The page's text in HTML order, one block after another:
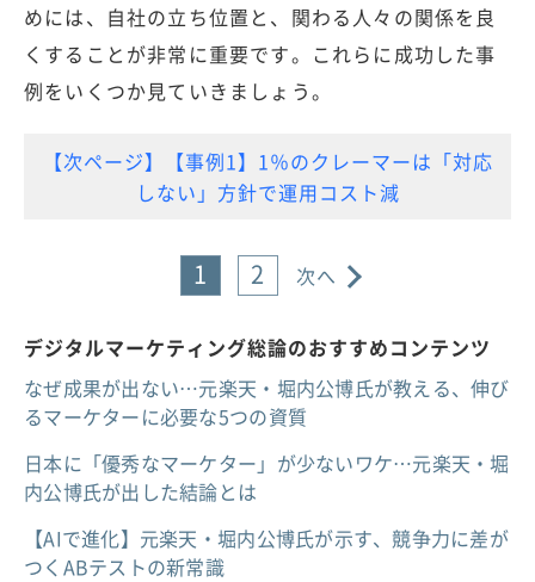
めには、自社の立ち位置と、関わる人々の関係を良
くすることが非常に重要です。これらに成功した事
例をいくつか見ていきましょう。
【次ページ】【事例1】1％のクレーマーは「対応
しない」方針で運用コスト減
1 2 次へ
デジタルマーケティング総論のおすすめコンテンツ
なぜ成果が出ない…元楽天・堀内公博氏が教える、伸び
るマーケターに必要な5つの資質
日本に「優秀なマーケター」が少ないワケ…元楽天・堀
内公博氏が出した結論とは
【AIで進化】元楽天・堀内公博氏が示す、競争力に差が
つくABテストの新常識